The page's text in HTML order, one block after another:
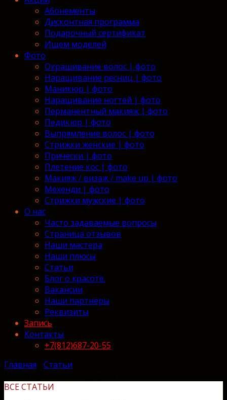
Абонементы
Дисконтная программа
Подарочный сертификат
Ищем моделей
Фото
Окрашивание волос | фото
Наращивание ресниц | фото
Маникюр | фото
Наращивание ногтей | фото
Перманентный макияж | фото
Педикюр | фото
Выпрямление волос | фото
Стрижки женские | фото
Причёски | фото
Плетение кос | фото
Макияж / визаж / make up | фото
Мехенди | фото
Стрижки мужские | фото
О нас
Часто задаваемые вопросы
Страница отзывов
Наши мастера
Наши плюсы
Статьи
Блог о красоте.
Вакансии
Наши партнёры
Реквизиты
Запись
Контакты
+7(812)687-20-55
Главная
Статьи
ВСЕ СТАТЬИ